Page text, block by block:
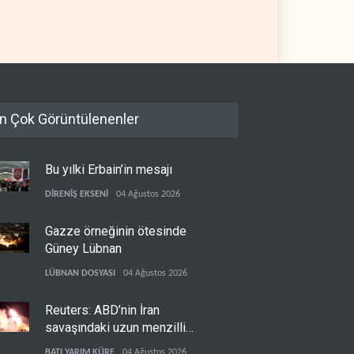
Çok Görüntülenenler
Bu yılki Erbain’in mesajı
DİRENİŞ EKSENİ 04 Ağustos 2026
Gazze örneğinin ötesinde
Güney Lübnan
LÜBNAN DOSYASI 04 Ağustos 2026
Reuters: ABD’nin İran
savaşındaki uzun menzilli
füze stokları tükenme
BATI YARIM KÜRE 04 Ağustos 2026